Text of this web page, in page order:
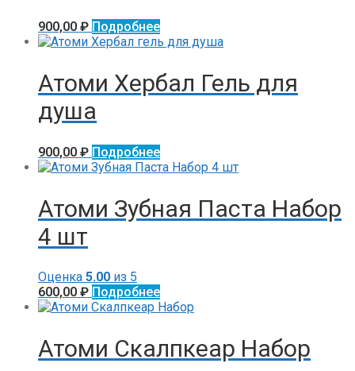
900,00 ₽ Подробнее
Атоми Хербал Гель для
душа
900,00 ₽ Подробнее
Атоми Зубная Паста Набор
4 шт
Оценка 5.00 из 5
600,00 ₽ Подробнее
Атоми Скалпкеар Набор